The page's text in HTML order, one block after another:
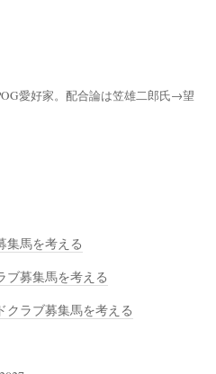
愛好家。配合論は笠雄二郎氏→望
集馬を考える
ブ募集馬を考える
クラブ募集馬を考える